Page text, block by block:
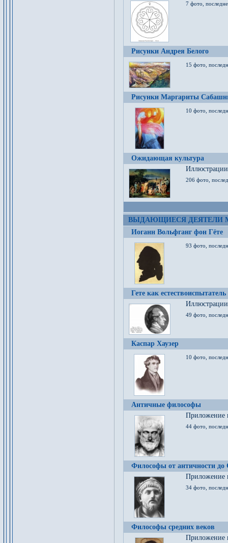
7 фото,
Рисунки Андрея Белого
15 фото,
Рисунки Маргариты
10 фото,
Ожидающая культура
206 фото,
ВЫДАЮЩИЕСЯ ДЕЯТЕЛИ
Иоганн Вольфганг фон Гёте
93 фото,
Гете как естествоиспытатель
49 фото,
Каспар Хаузер
10 фото,
Античные философы
Приложение
44 фото,
Философы от античности до
Приложение
34 фото,
Философы средних веков
Приложение